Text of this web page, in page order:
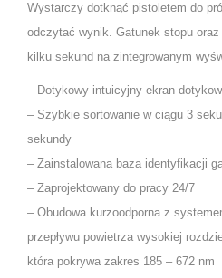
Wystarczy dotknąć pistoletem do
odczytać wynik. Gatunek stopu oraz
kilku sekund na zintegrowanym
– Dotykowy intuicyjny ekran
– Szybkie sortowanie w ciągu 3
sekundy
– Zainstalowana baza identyfikacji
– Zaprojektowany do pracy 24/7
– Obudowa kurzoodporna z
przepływu powietrza wysokiej
która pokrywa zakres 185 – 672 nm